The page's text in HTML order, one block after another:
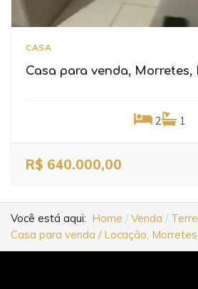
CASA
Casa para venda, Morretes,
2 1
R$ 640.000,00
Você está aqui: Home Venda
Casa para venda / Locação,